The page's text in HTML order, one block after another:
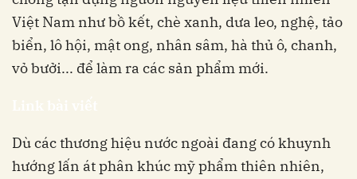
Việt Nam như bồ kết, chè xanh, dưa leo, nghệ, tảo
biển, lô hội, mật ong, nhân sâm, hà thủ ô, chanh,
vỏ bưởi... để làm ra các sản phẩm mới.
Dù các thương hiệu nước ngoài đang có khuynh
hướng lấn át phân khúc mỹ phẩm thiên nhiên,